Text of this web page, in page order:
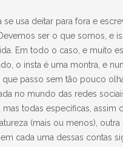
usa deitar para fora e
ser o que somos, e
Em todo o caso, e muito
o insta é uma montra, e
passo sem tão pouco
no mundo das redes
todas específicas,
(mais ou menos),
cada uma dessas contas